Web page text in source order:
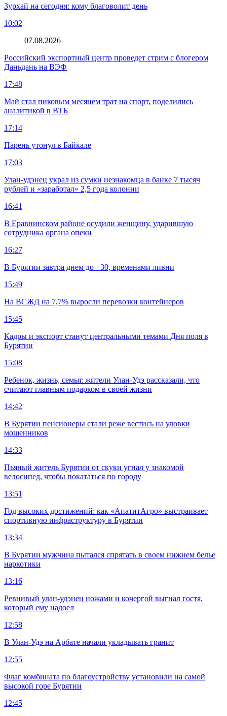
Зурхай на сегодня: кому благоволит день
10:02
07.08.2026
Российский экспортный центр проведет стрим с блогером
Даньдань на ВЭФ
17:48
Май стал пиковым месяцем трат на спорт, поделились
аналитикой в ВТБ
17:14
Парень утонул в Байкале
17:03
Улан-удэнец украл из сумки незнакомца в банке 7 тысяч
рублей и «заработал» 2,5 года колонии
16:41
В Еравнинском районе осудили женщину, ударившую
сотрудника органа опеки
16:27
В Бурятии завтра днем до +30, временами ливни
15:49
На ВСЖД на 7,7% выросли перевозки контейнеров
15:45
Кадры и экспорт станут центральными темами Дня поля в
Бурятии
15:08
Ребенок, жизнь, семья: жители Улан-Удэ рассказали, что
считают главным подарком в своей жизни
14:42
В Бурятии пенсионеры стали реже вестись на уловки
мошенников
14:33
Пьяный житель Бурятии от скуки угнал у знакомой
велосипед, чтобы покататься по городу
13:51
Год высоких достижений: как «АпатитАгро» выстраивает
спортивную инфраструктуру в Бурятии
13:34
В Бурятии мужчина пытался спрятать в своем нижнем белье
наркотики
13:16
Ревнивый улан-удэнец ножами и кочергой выгнал гостя,
который ему надоел
12:58
В Улан-Удэ на Арбате начали укладывать гранит
12:55
Флаг комбината по благоустройству установили на самой
высокой горе Бурятии
12:45